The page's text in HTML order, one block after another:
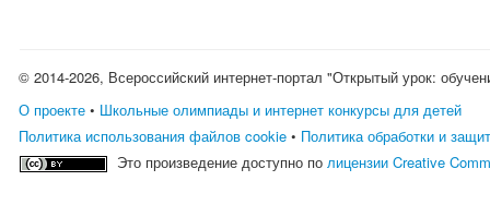
© 2014-2026, Всероссийский интернет-портал "Открытый урок:
О проекте • Школьные олимпиады и интернет конкурсы для детей
Политика использования файлов cookie • Политика обработки и
Это произведение доступно полицензии Creative